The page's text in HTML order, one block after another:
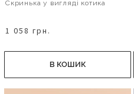
Скринька у вигляді котика
1 058 грн.
В КОШИК